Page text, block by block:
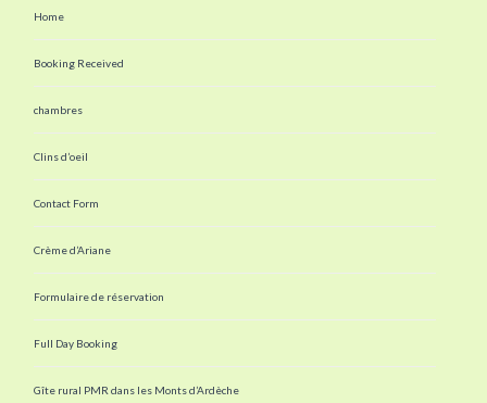
Home
Booking Received
chambres
Clins d’oeil
Contact Form
Crème d’Ariane
Formulaire de réservation
Full Day Booking
Gîte rural PMR dans les Monts d’Ardèche